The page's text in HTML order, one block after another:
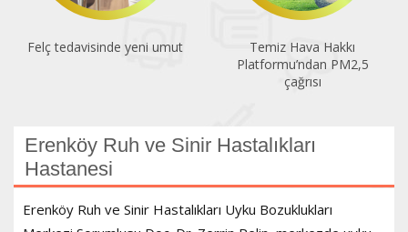
Felç tedavisinde yeni umut
Temiz Hava Hakkı
Platformu’ndan PM2,5
çağrısı
Erenköy Ruh ve Sinir Hastalıkları
Hastanesi
Erenköy Ruh ve Sinir Hastalıkları Uyku Bozuklukları